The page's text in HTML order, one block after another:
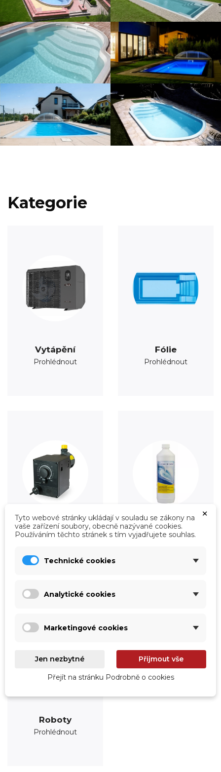
Kategorie
Vytápění
Prohlédnout
Fólie
Prohlédnout
Úprava vody Údržba
Roboty
Prohlédnout
×
Tyto webové stránky ukládají v souladu se zákony na
vaše zařízení soubory, obecně nazývané cookies.
Používáním těchto stránek s tím vyjadřujete souhlas.
Technické cookies
Analytické cookies
Marketingové cookies
Jen nezbytné Přijmout vše
Přejít na stránku Podrobně o cookies